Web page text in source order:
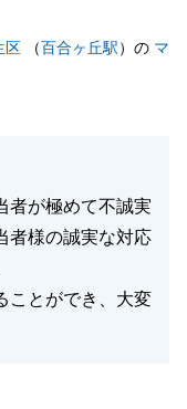
区 （百合ヶ丘駅）の マ
者が極めて不誠実
者様の誠実な対応
ことができ、大変